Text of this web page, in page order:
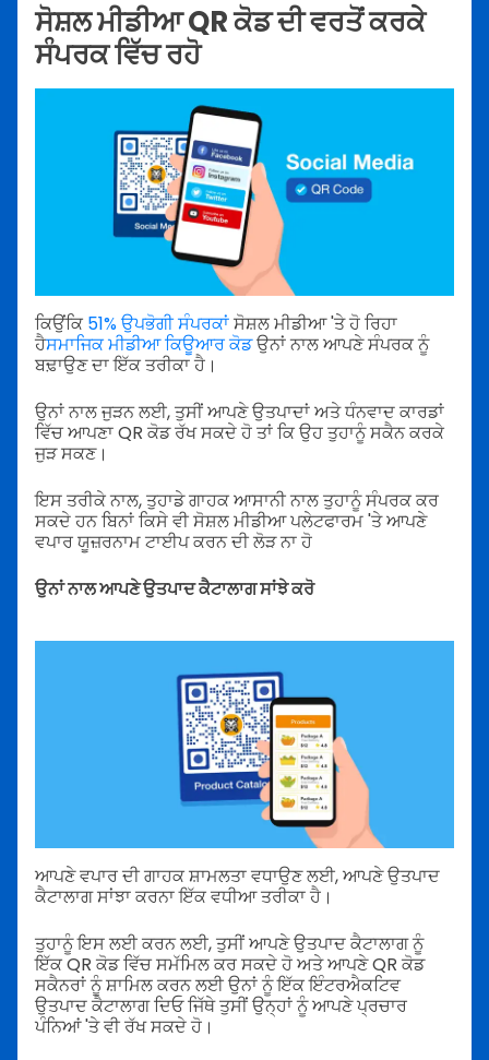
ਸੋਸ਼ਲ ਮੀਡੀਆ QR ਕੋਡ ਦੀ ਵਰਤੋਂ ਕਰਕੇ
ਸੰਪਰਕ ਵਿੱਚ ਰਹੋ
ਕਿਉਂਕਿ 51% ਉਪਭੋਗੀ ਸੰਪਰਕਾਂਸੋਸ਼ਲ ਮੀਡੀਆ 'ਤੇ ਹੋ ਰਿਹਾ
ਹੈਸਮਾਜਿਕ ਮੀਡੀਆ ਕਿਊਆਰ ਕੋਡਉਨਾਂ ਨਾਲ ਆਪਣੇ ਸੰਪਰਕ ਨੂੰ
ਬਢ਼ਾਉਣ ਦਾ ਇੱਕ ਤਰੀਕਾ ਹੈ।
ਉਨਾਂ ਨਾਲ ਜੁੜਨ ਲਈ, ਤੁਸੀਂ ਆਪਣੇ ਉਤਪਾਦਾਂ ਅਤੇ ਧੰਨਵਾਦ ਕਾਰਡਾਂ
ਵਿੱਚ ਆਪਣਾ QR ਕੋਡ ਰੱਖ ਸਕਦੇ ਹੋ ਤਾਂ ਕਿ ਉਹ ਤੁਹਾਨੂੰ ਸਕੈਨ ਕਰਕੇ
ਜੁੜ ਸਕਣ।
ਇਸ ਤਰੀਕੇ ਨਾਲ, ਤੁਹਾਡੇ ਗਾਹਕ ਆਸਾਨੀ ਨਾਲ ਤੁਹਾਨੂੰ ਸੰਪਰਕ ਕਰ
ਸਕਦੇ ਹਨ ਬਿਨਾਂ ਕਿਸੇ ਵੀ ਸੋਸ਼ਲ ਮੀਡੀਆ ਪਲੇਟਫਾਰਮ 'ਤੇ ਆਪਣੇ
ਵਪਾਰ ਯੂਜ਼ਰਨਾਮ ਟਾਈਪ ਕਰਨ ਦੀ ਲੋੜ ਨਾ ਹੋ
ਉਨਾਂ ਨਾਲ ਆਪਣੇ ਉਤਪਾਦ ਕੈਟਾਲਾਗ ਸਾਂਝੇ ਕਰੋ
ਆਪਣੇ ਵਪਾਰ ਦੀ ਗਾਹਕ ਸ਼ਾਮਲਤਾ ਵਧਾਉਣ ਲਈ, ਆਪਣੇ ਉਤਪਾਦ
ਕੈਟਾਲਾਗ ਸਾਂਝਾ ਕਰਨਾ ਇੱਕ ਵਧੀਆ ਤਰੀਕਾ ਹੈ।
ਤੁਹਾਨੂੰ ਇਸ ਲਈ ਕਰਨ ਲਈ, ਤੁਸੀਂ ਆਪਣੇ ਉਤਪਾਦ ਕੈਟਾਲਾਗ ਨੂੰ
ਇੱਕ QR ਕੋਡ ਵਿੱਚ ਸਮੱਮਿਲ ਕਰ ਸਕਦੇ ਹੋ ਅਤੇ ਆਪਣੇ QR ਕੋਡ
ਸਕੈਨਰਾਂ ਨੂੰ ਸ਼ਾਮਿਲ ਕਰਨ ਲਈ ਉਨਾਂ ਨੂੰ ਇੱਕ ਇੰਟਰਐਕਟਿਵ
ਉਤਪਾਦ ਕੈਟਾਲਾਗ ਦਿਓ ਜਿੱਥੇ ਤੁਸੀਂ ਉਨ੍ਹਾਂ ਨੂੰ ਆਪਣੇ ਪ੍ਰਚਾਰ
ਪੰਨਿਆਂ 'ਤੇ ਵੀ ਰੱਖ ਸਕਦੇ ਹੋ।